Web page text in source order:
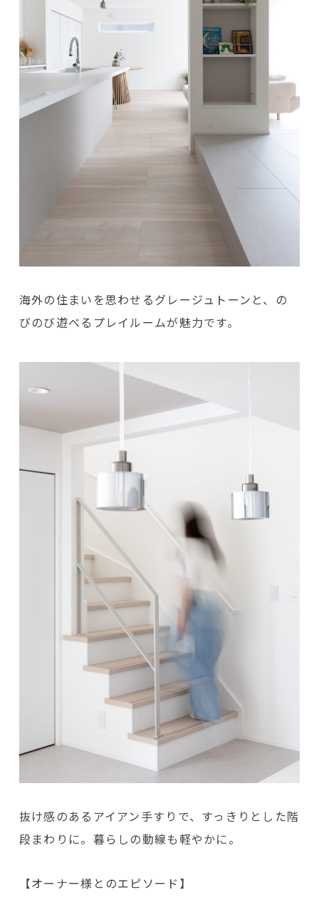
海外の住まいを思わせるグレージュトーンと、の
びのび遊べるプレイルームが魅力です。
抜け感のあるアイアン手すりで、すっきりとした階
段まわりに。暮らしの動線も軽やかに。
【オーナー様とのエピソード】